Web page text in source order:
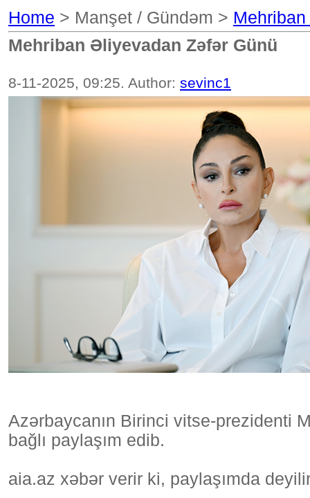
Home > Manşet / Gündəm >
Mehriban Əliyevadan Zəfər Günü
8-11-2025, 09:25. Author: sevinc1
Azərbaycanın Birinci vitse-prezidenti
bağlı paylaşım edib.
aia.az xəbər verir ki, paylaşımda